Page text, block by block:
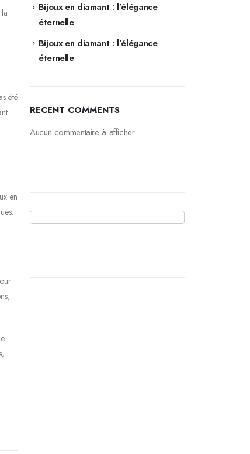
été
en
Bijoux en diamant : l’élégance
éternelle
Bijoux en diamant : l’élégance
éternelle
RECENT COMMENTS
Aucun commentaire à afficher.